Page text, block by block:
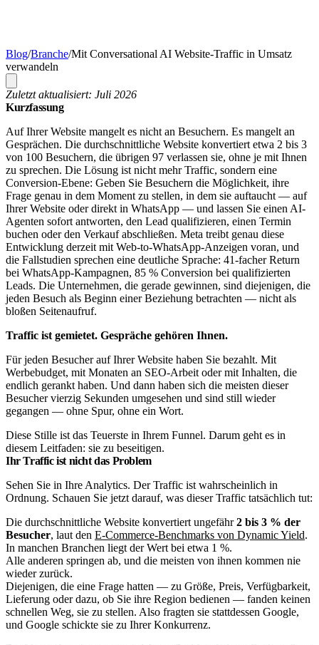
Blog/Branche/Mit Conversational AI Website-Traffic in Umsatz
verwandeln
Zuletzt aktualisiert: Juli 2026
Kurzfassung
Auf Ihrer Website mangelt es nicht an Besuchern. Es mangelt an
Gesprächen. Die durchschnittliche Website konvertiert etwa 2 bis 3
von 100 Besuchern, die übrigen 97 verlassen sie, ohne je mit Ihnen
zu sprechen. Die Lösung ist nicht mehr Traffic, sondern eine
Conversion-Ebene: Geben Sie Besuchern die Möglichkeit, ihre
Frage genau in dem Moment zu stellen, in dem sie auftaucht — auf
Ihrer Website oder direkt in WhatsApp — und lassen Sie einen AI-
Agenten sofort antworten, den Lead qualifizieren, einen Termin
buchen oder den Verkauf abschließen. Meta treibt genau diese
Entwicklung derzeit mit Web-to-WhatsApp-Anzeigen voran, und
die Fallstudien sprechen eine deutliche Sprache: 41-facher Return
bei WhatsApp-Kampagnen, 85 % Conversion bei qualifizierten
Leads. Die Unternehmen, die gerade gewinnen, sind diejenigen, die
jeden Besuch als Beginn einer Beziehung betrachten — nicht als
bloßen Seitenaufruf.
Traffic ist gemietet. Gespräche gehören Ihnen.
Für jeden Besucher auf Ihrer Website haben Sie bezahlt. Mit
Werbebudget, mit Monaten an SEO-Arbeit oder mit Inhalten, die
endlich gerankt haben. Und dann haben sich die meisten dieser
Besucher vierzig Sekunden umgesehen und sind still wieder
gegangen — ohne Spur, ohne ein Wort.
Diese Stille ist das Teuerste in Ihrem Funnel. Darum geht es in
diesem Leitfaden: sie zu beseitigen.
Ihr Traffic ist nicht das Problem
Sehen Sie in Ihre Analytics. Der Traffic ist wahrscheinlich in
Ordnung. Schauen Sie jetzt darauf, was dieser Traffic tatsächlich tut:
Die durchschnittliche Website konvertiert ungefähr2 bis 3 % der
Besucher, laut den E-Commerce-Benchmarks von Dynamic Yield.
In manchen Branchen liegt der Wert bei etwa 1 %.
Alle anderen springen ab, und die meisten von ihnen kommen nie
wieder zurück.
Diejenigen, die eine Frage hatten — zu Größe, Preis, Verfügbarkeit,
Lieferung oder dazu, ob Sie ihre Region bedienen — fanden keinen
schnellen Weg, sie zu stellen. Also fragten sie stattdessen Google,
und Google schickte sie zu Ihrer Konkurrenz.